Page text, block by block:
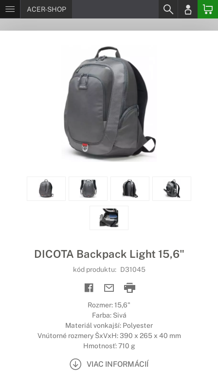
ACER-SHOP
DICOTA Backpack Light 15,6"
kód produktu: D31045
Rozmer: 15,6"
Farba: Sivá
Materiál vonkajší: Polyester
Vnútorné rozmery ŠxVxH: 390 x 265 x 40 mm
Hmotnosť: 710 g
VIAC INFORMÁCIÍ